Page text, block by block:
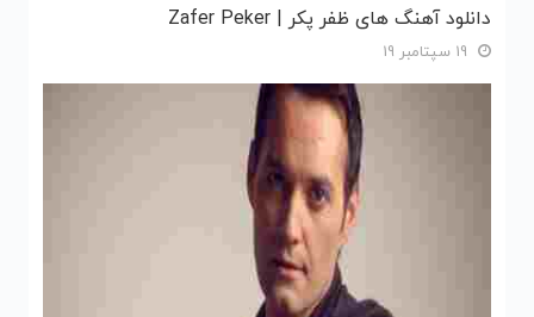
دانلود آهنگ های ظفر پکر | Zafer Peker